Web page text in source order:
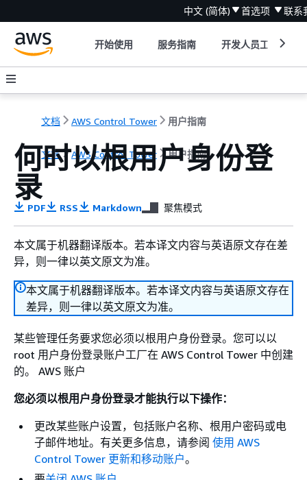
中文 (简体) 首选项 联系
开始使用 服务指南 开发人员工具
文档 AWS Control Tower 用户指南
文档 AWS Control Tower 用户指南
何时以根用户身份登
录
PDF RSS Markdown 聚焦模式
本文属于机器翻译版本。若本译文内容与英语原文存在差
异，则一律以英文原文为准。
本文属于机器翻译版本。若本译文内容与英语原文存在
差异，则一律以英文原文为准。
某些管理任务要求您必须以根用户身份登录。您可以以
root 用户身份登录账户工厂在 AWS Control Tower 中创建
的。 AWS 账户
您必须以根用户身份登录才能执行以下操作：
更改某些账户设置，包括账户名称、根用户密码或电
子邮件地址。有关更多信息，请参阅 使用 AWS
Control Tower 更新和移动账户。